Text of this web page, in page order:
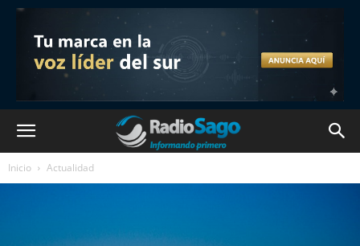
Inicio Actualidad